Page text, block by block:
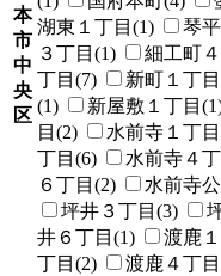
本
市
中
央
区
湖東１丁目(1)
琴
３丁目(1)
細工町
丁目(7)
新町１丁
(1)
新屋敷１丁目
目(2)
水前寺１丁
丁目(6)
水前寺４
６丁目(2)
水前寺
坪井３丁目(3)
井６丁目(1)
渡鹿
丁目(2)
渡鹿４丁